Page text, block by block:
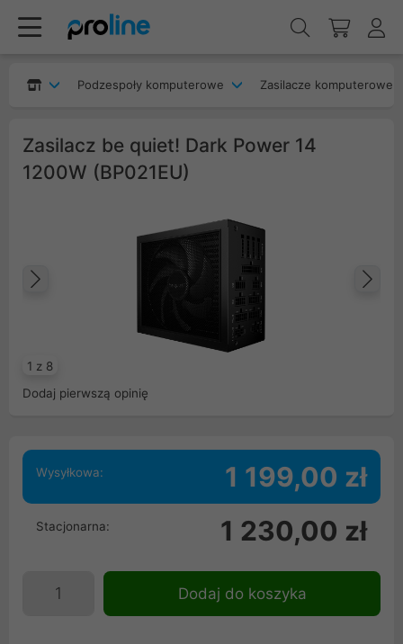
Podzespoły komputerowe Zasilacze komputerowe
Zasilacz be quiet! Dark Power 14
1200W (BP021EU)
1 z 8
Poprzedni
Dodaj pierwszą opinię
Wysyłkowa: 1 199,00 zł
Stacjonarna: 1 230,00 zł
Dodaj do koszyka